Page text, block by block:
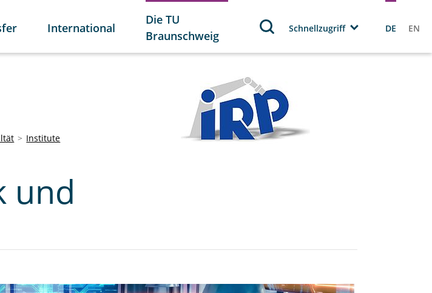
International
Die TU
Braunschweig
Schnellzugriff DE EN
Institute
und